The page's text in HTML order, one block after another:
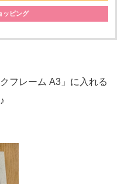
ッピング
フレーム A3」に入れる